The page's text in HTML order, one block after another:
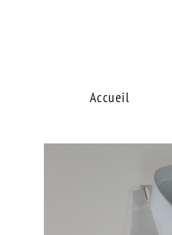
Accueil